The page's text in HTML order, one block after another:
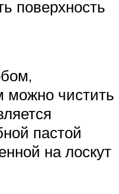
поверхность
чистить
пастой
на лоскут